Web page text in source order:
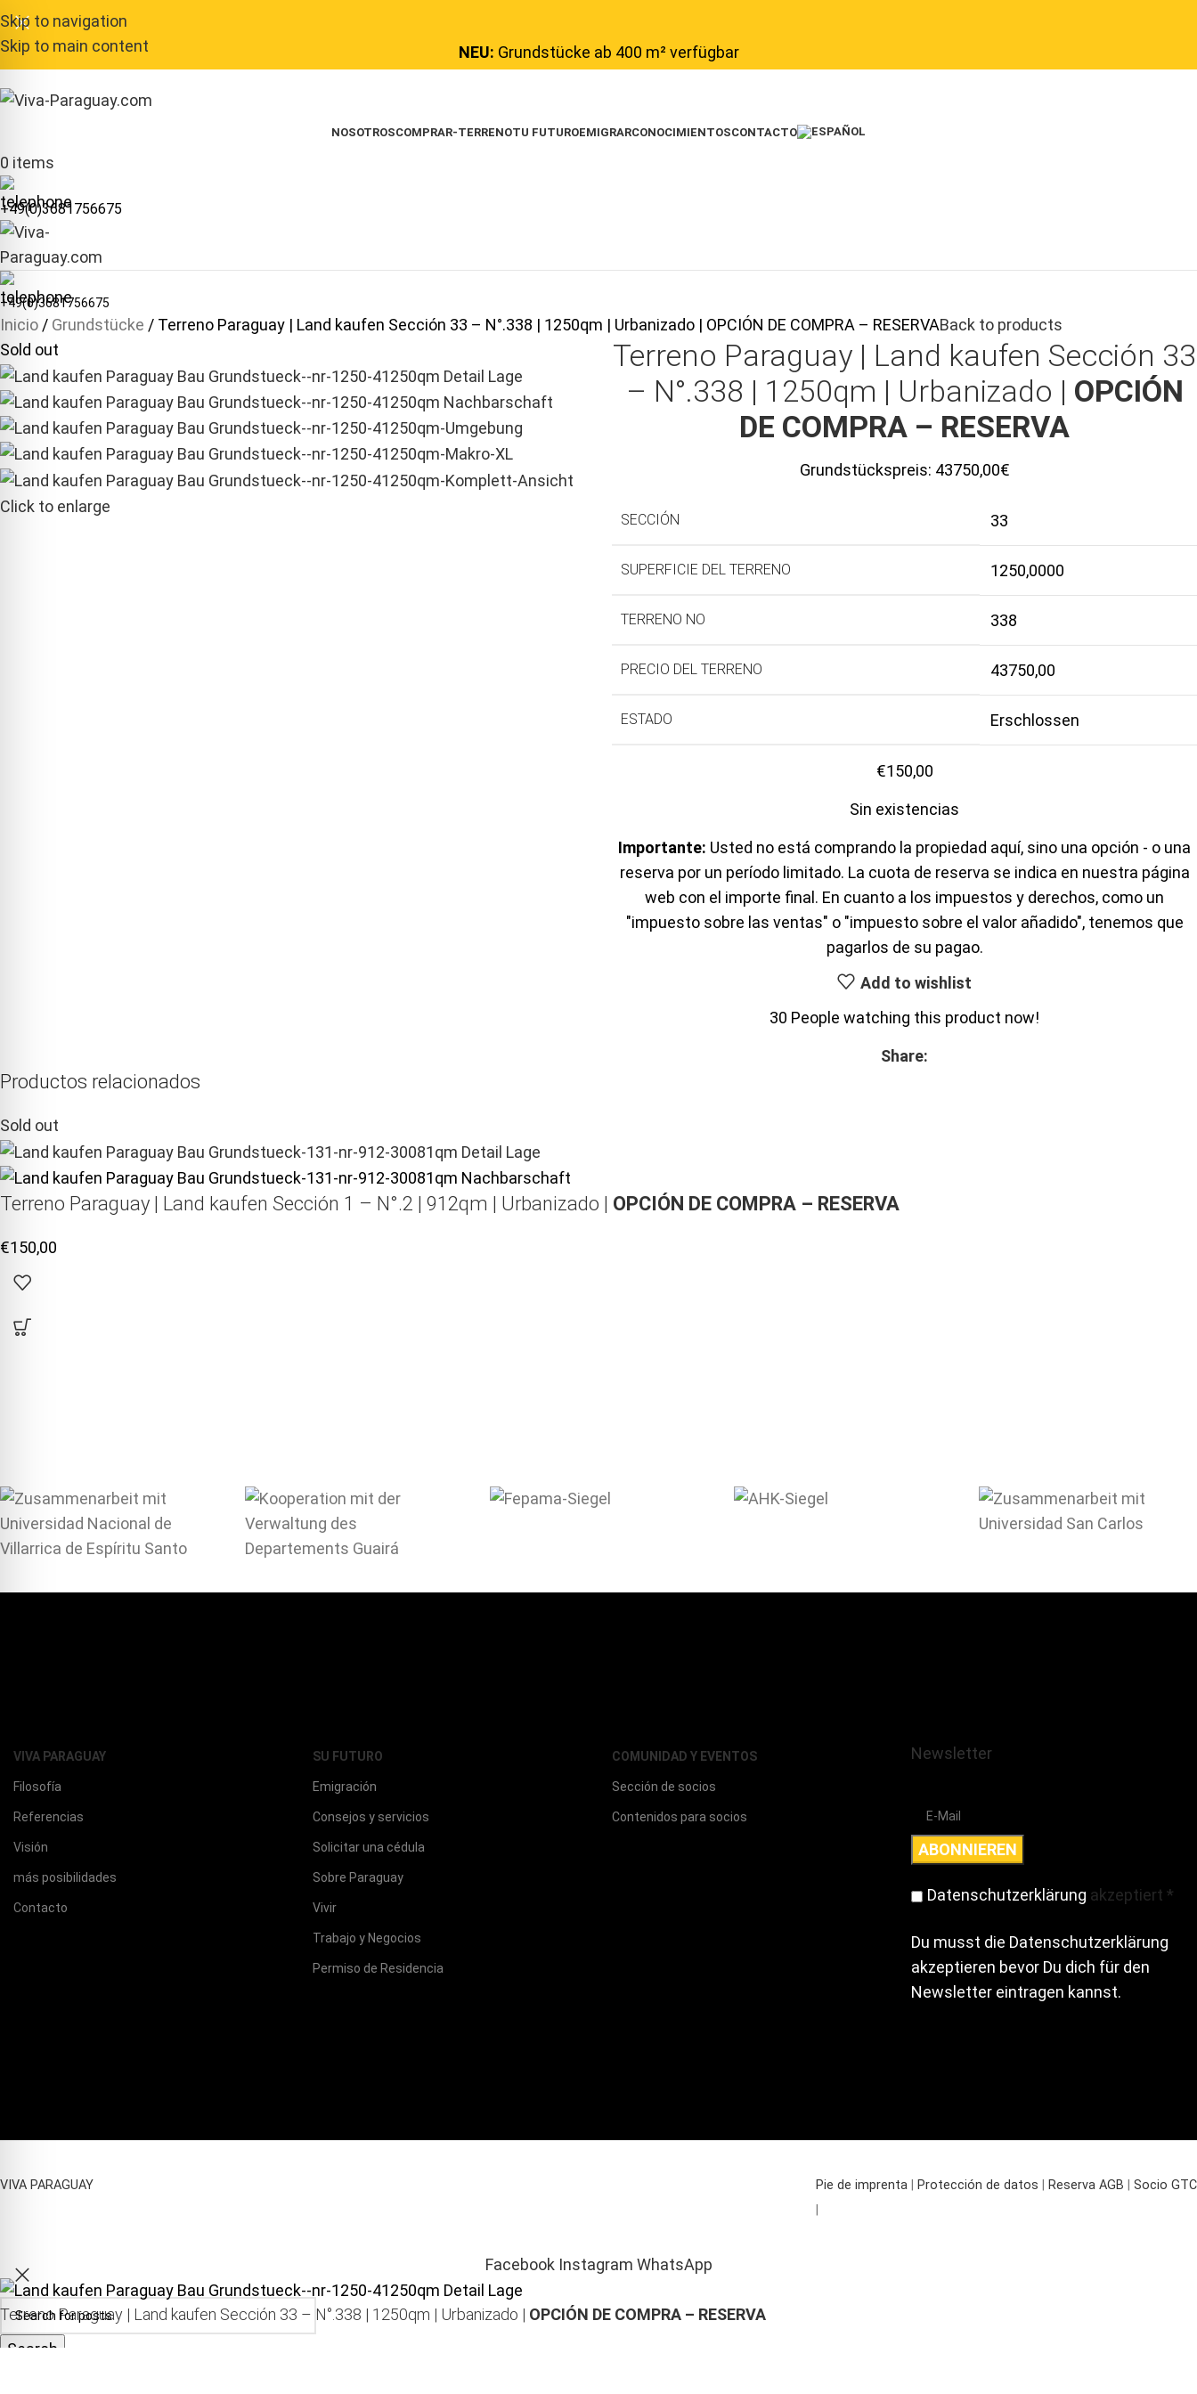
Skip to navigation
Skip to main content
NEU: Grundstücke ab 400 m² verfügbar
NOSOTROSCOMPRAR-TERRENOTU FUTUROEMIGRARCONOCIMIENTOSCONTACTO
0 items
+49(0)3681756675
+49(0)3681756675
Inicio Grundstücke Terreno Paraguay | Land kaufen Sección 33 – N°.338 | 1250qm | Urbanizado | OPCIÓN DE COMPRA – RESERVABack to products
Sold out
Click to enlarge
Terreno Paraguay | Land kaufen Sección 33
– N°.338 | 1250qm | Urbanizado | OPCIÓN
DE COMPRA – RESERVA
Grundstückspreis: 43750,00€
SECCIÓN 33
SUPERFICIE DEL TERRENO 1250,0000
TERRENO NO 338
PRECIO DEL TERRENO 43750,00
ESTADO Erschlossen
€150,00
Sin existencias
Importante: Usted no está comprando la propiedad aquí, sino una opción - o una
reserva por un período limitado. La cuota de reserva se indica en nuestra página
web con el importe final. En cuanto a los impuestos y derechos, como un
"impuesto sobre las ventas" o "impuesto sobre el valor añadido", tenemos que
pagarlos de su pagao.
Add to wishlist
30 People watching this product now!
Share:
Productos relacionados
Sold out
Terreno Paraguay | Land kaufen Sección 1 – N°.2 | 912qm | Urbanizado | OPCIÓN DE COMPRA – RESERVA
€150,00
VIVA PARAGUAY
Filosofía
Referencias
Visión
más posibilidades
Contacto
SU FUTURO
Emigración
Consejos y servicios
Solicitar una cédula
Sobre Paraguay
Vivir
Trabajo y Negocios
Permiso de Residencia
COMUNIDAD Y EVENTOS
Sección de socios
Contenidos para socios
Newsletter
Datenschutzerklärung akzeptiert *
Du musst die Datenschutzerklärung
akzeptieren bevor Du dich für den
Newsletter eintragen kannst.
VIVA PARAGUAY Pie de imprenta Protección de datos Reserva AGB
Socio GTC
Search
Facebook Instagram WhatsApp
Terreno Paraguay | Land kaufen Sección 33 – N°.338 | 1250qm | Urbanizado | OPCIÓN DE COMPRA – RESERVA